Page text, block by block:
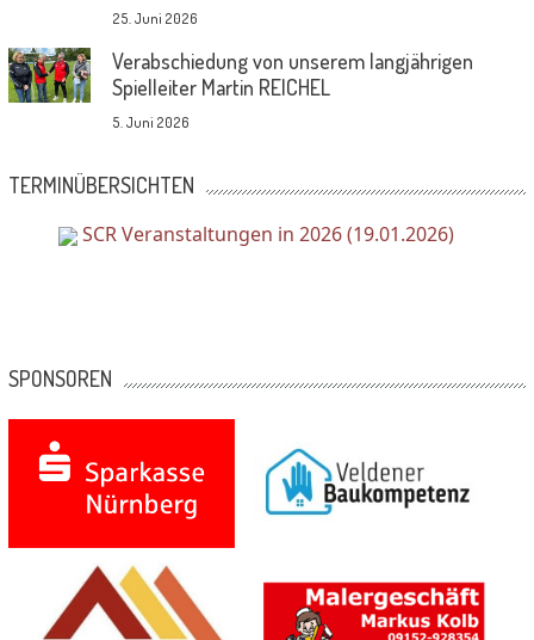
25. Juni 2026
Verabschiedung von unserem langjährigen
Spielleiter Martin REICHEL
5. Juni 2026
TERMINÜBERSICHTEN
SCR Veranstaltungen in 2026 (19.01.2026)
SPONSOREN